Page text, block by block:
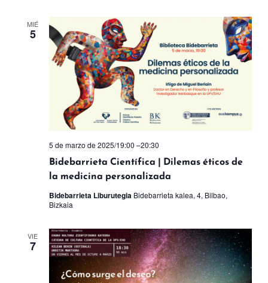
MIÉ
5
5 de marzo de 2025/19:00 –20:30
Bidebarrieta Científica | Dilemas éticos de
la medicina personalizada
Bidebarrieta Liburutegia Bidebarrieta kalea, 4, Bilbao,
Bizkaia
VIE
7